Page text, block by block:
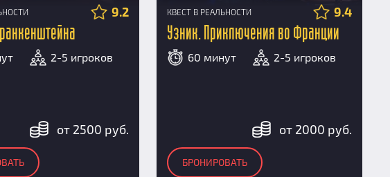
9.2
2-5 игроков
от 2500 руб.
КВЕСТ В РЕАЛЬНОСТИ 9.4
Узник. Приключения во Франции
60 минут 2-5 игроков
от 2000 руб.
БРОНИРОВАТЬ